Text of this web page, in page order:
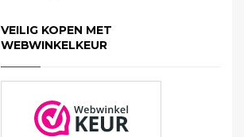
VEILIG KOPEN MET
WEBWINKELKEUR